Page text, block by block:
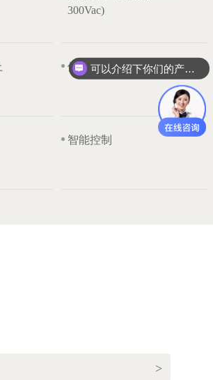
300Vac)
体积小，功率密度高
智能控制
可以介绍下你们的产品么？